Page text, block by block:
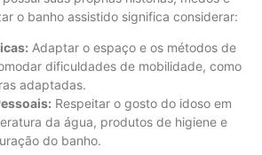
o banho assistido significa considerar:
Adaptar o espaço e os métodos de
dificuldades de mobilidade, como
adaptadas.
Respeitar o gosto do idoso em
da água, produtos de higiene e
do banho.